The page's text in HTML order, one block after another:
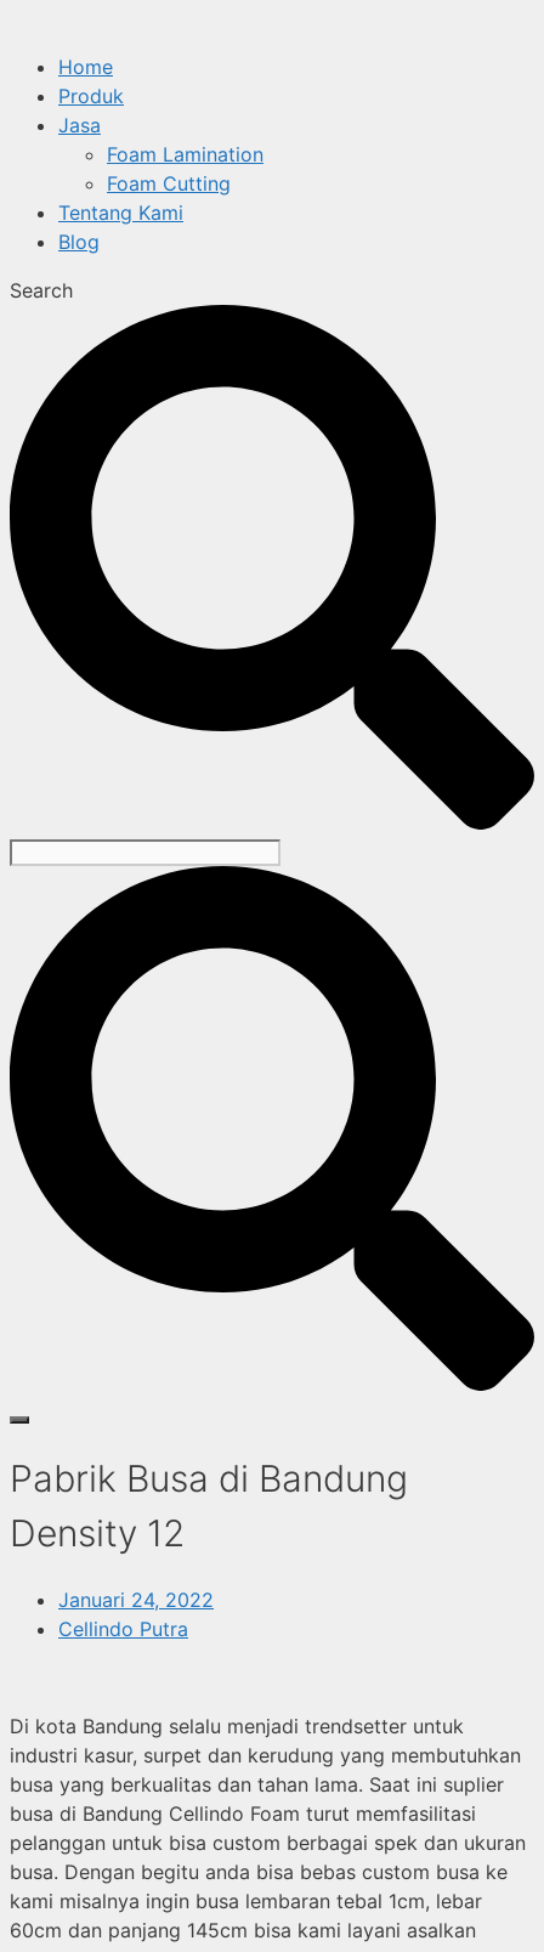
Home
Produk
Jasa
Foam Lamination
Foam Cutting
Tentang Kami
Blog
Search
Pabrik Busa di Bandung
Density 12
Januari 24, 2022
Cellindo Putra
Di kota Bandung selalu menjadi trendsetter untuk
industri kasur, surpet dan kerudung yang membutuhkan
busa yang berkualitas dan tahan lama. Saat ini suplier
busa di Bandung Cellindo Foam turut memfasilitasi
pelanggan untuk bisa custom berbagai spek dan ukuran
busa. Dengan begitu anda bisa bebas custom busa ke
kami misalnya ingin busa lembaran tebal 1cm, lebar
60cm dan panjang 145cm bisa kami layani asalkan